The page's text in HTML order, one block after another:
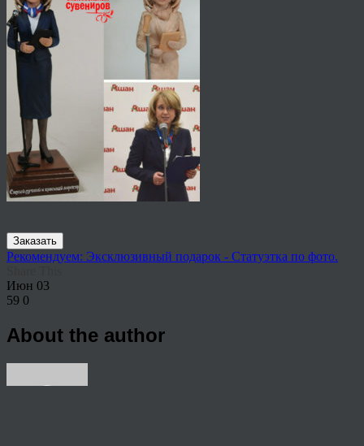
Заказать
Рекомендуем: Эксклюзивный подарок - Статуэтка по фото.
Июн 03
59 0
About the author